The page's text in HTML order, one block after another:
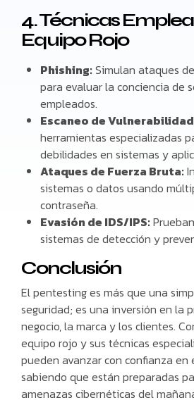
4. Técnicas
Equipo Rojo
Phishing:Simulan ataques
para evaluar la conciencia de
empleados.
Escaneo de
herramientas especializadas
debilidades en sistemas y
Ataques de Fuerza Bruta:
sistemas o datos usando
contraseña.
Evasión de IDS/IPS:
sistemas de detección y
Conclusión
El pentesting es más que una
seguridad; es una inversión en la
negocio, la marca y los clientes.
equipo rojo y sus técnicas
pueden avanzar con confianza en
sabiendo que están preparadas
amenazas cibernéticas del